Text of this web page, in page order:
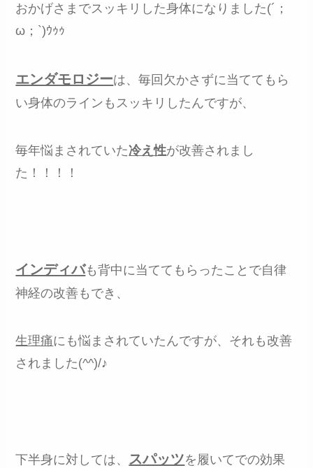
おかげさまでスッキリした身体になりました(´；
ω；`)ｳｩｩ
エンダモロジーは、毎回欠かさずに当ててもら
い身体のラインもスッキリしたんですが、
毎年悩まされていた冷え性が改善されまし
た！！！！
インディバも背中に当ててもらったことで自律
神経の改善もでき、
生理痛にも悩まされていたんですが、それも改善
されました(^^)/♪
下半身に対しては、 スパッツを履いてでの効果